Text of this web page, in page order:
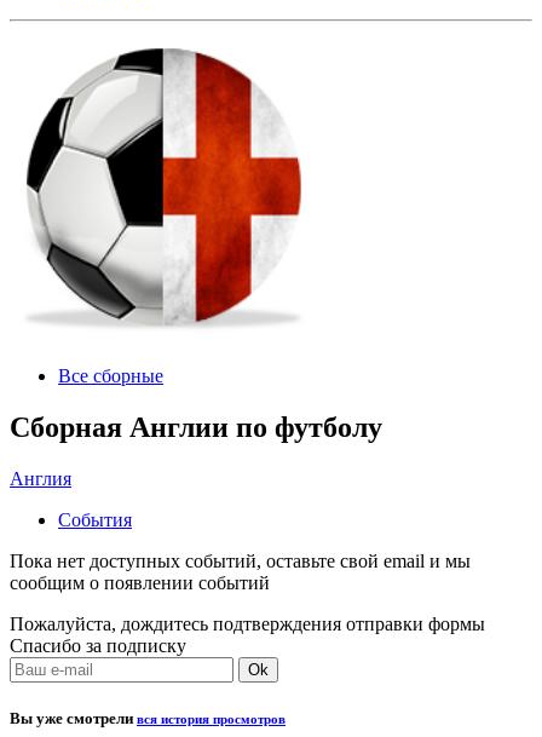
Все сборные
Сборная Англии по футболу
Англия
События
Пока нет доступных событий, оставьте свой email и мы
сообщим о появлении событий
Пожалуйста, дождитесь подтверждения отправки формы
Спасибо за подписку
Вы уже смотрели вся история просмотров